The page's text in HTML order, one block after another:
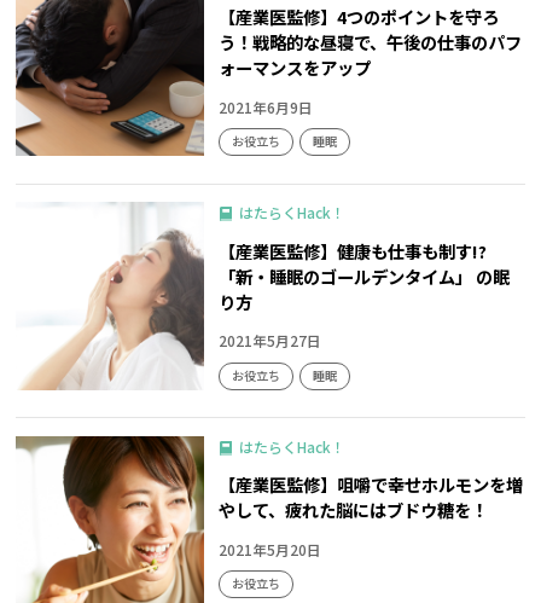
【産業医監修】4つのポイントを守ろ
う！戦略的な昼寝で、午後の仕事のパフ
ォーマンスをアップ
2021年6月9日
お役立ち 睡眠
はたらくHack！
【産業医監修】健康も仕事も制す!?
「新・睡眠のゴールデンタイム」 の眠
り方
2021年5月27日
お役立ち 睡眠
はたらくHack！
【産業医監修】咀嚼で幸せホルモンを増
やして、疲れた脳にはブドウ糖を！
2021年5月20日
お役立ち